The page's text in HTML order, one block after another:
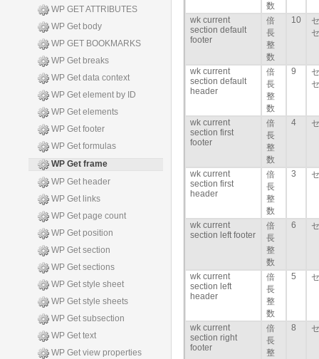
WP GET ATTRIBUTES
WP Get body
WP GET BOOKMARKS
WP Get breaks
WP Get data context
WP Get element by ID
WP Get elements
WP Get footer
WP Get formulas
WP Get frame
WP Get header
WP Get links
WP Get page count
WP Get position
WP Get section
WP Get sections
WP Get style sheet
WP Get style sheets
WP Get subsection
WP Get text
WP Get view properties
数
wk current
section default
footer
倍
長
整
数
10
wk current
section default
header
倍
長
整
数
9
wk current
section first
footer
倍
長
整
数
4
wk current
section first
header
倍
長
整
数
3
wk current
section left footer
倍
長
整
数
6
wk current
section left
header
倍
長
整
数
5
wk current
section right
footer
倍
長
整
8